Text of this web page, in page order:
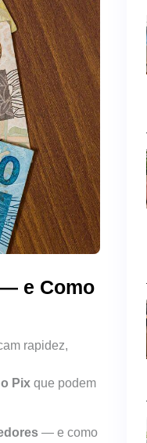
e Como
rapidez,
Pix que podem
— e como